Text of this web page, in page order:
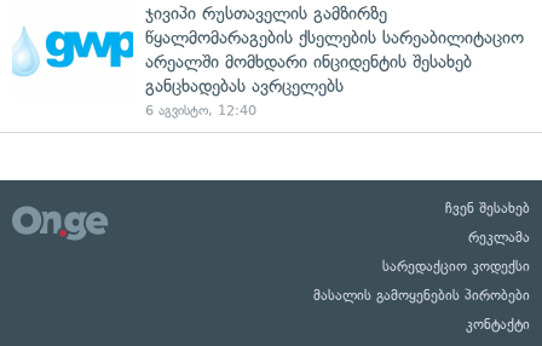
ჯივიპი რუსთაველის გამზირზე
წყალმომარაგების ქსელების სარეაბილიტაციო
არეალში მომხდარი ინციდენტის შესახებ
განცხადებას ავრცელებს
6 აგვისტო, 12:40
ჩვენ შესახებ
რეკლამა
სარედაქციო კოდექსი
მასალის გამოყენების პირობები
კონტაქტი